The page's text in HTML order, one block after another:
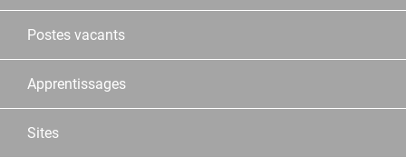
Postes vacants
Apprentissages
Sites